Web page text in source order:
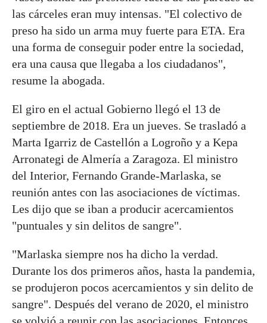
las cárceles eran muy intensas. "El colectivo de
preso ha sido un arma muy fuerte para ETA. Era
una forma de conseguir poder entre la sociedad,
era una causa que llegaba a los ciudadanos",
resume la abogada.
El giro en el actual Gobierno llegó el 13 de
septiembre de 2018. Era un jueves. Se trasladó a
Marta Igarriz de Castellón a Logroño y a Kepa
Arronategi de Almería a Zaragoza. El ministro
del Interior, Fernando Grande-Marlaska, se
reunión antes con las asociaciones de víctimas.
Les dijo que se iban a producir acercamientos
"puntuales y sin delitos de sangre".
"Marlaska siempre nos ha dicho la verdad.
Durante los dos primeros años, hasta la pandemia,
se produjeron pocos acercamientos y sin delito de
sangre". Después del verano de 2020, el ministro